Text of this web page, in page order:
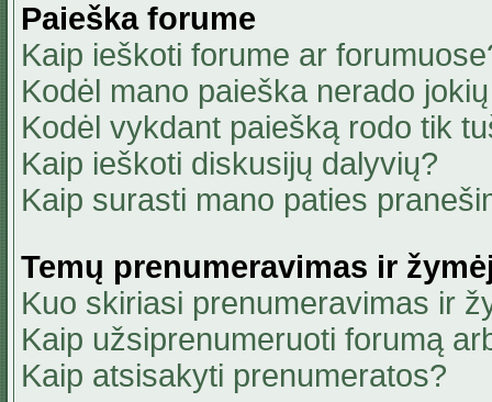
Paieška forume
Kaip ieškoti forume ar
Kodėl mano paieška nerado
Kodėl vykdant paiešką rodo tik
Kaip ieškoti diskusijų dalyvių?
Kaip surasti mano paties
Temų prenumeravimas ir
Kuo skiriasi prenumeravimas ir
Kaip užsiprenumeruoti forumą
Kaip atsisakyti prenumeratos?